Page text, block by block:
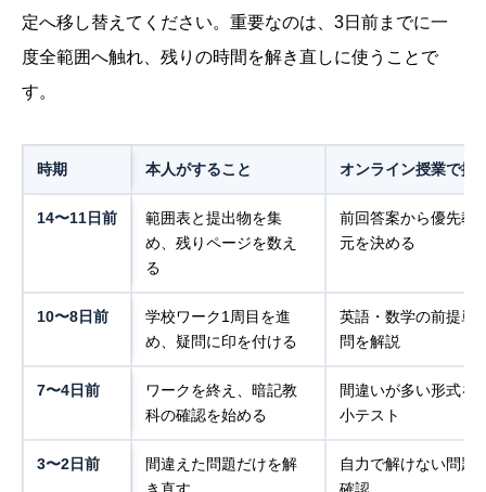
定へ移し替えてください。重要なのは、3日前までに一
度全範囲へ触れ、残りの時間を解き直しに使うことで
す。
時期 本人がすること オンライン授業で扱
14〜11日前
範囲表と提出物を集
め、残りページを数え
る
前回答案から優先教
元を決める
10〜8日前
学校ワーク1周目を進
め、疑問に印を付ける
英語・数学の前提単
問を解説
7〜4日前
ワークを終え、暗記教
科の確認を始める
間違いが多い形式を
小テスト
3〜2日前
間違えた問題だけを解
き直す
自力で解けない問題
確認